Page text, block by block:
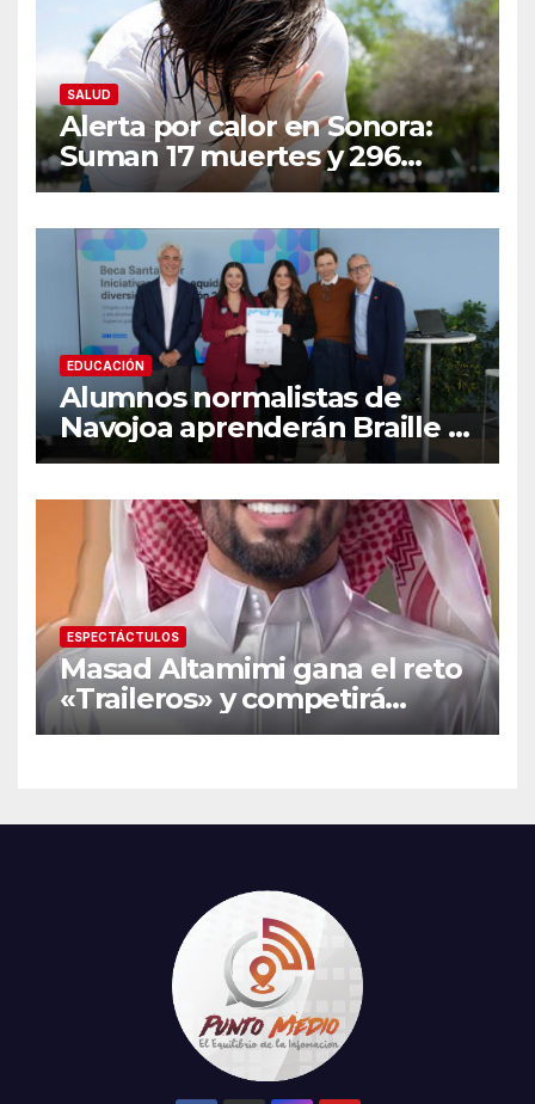
SALUD
Alerta por calor en Sonora:
Suman 17 muertes y 296
casos; estas son las
señales de alarma
EDUCACIÓN
Alumnos normalistas de
Navojoa aprenderán Braille y
Lengua de Señas tras ganar
ESPECTÁCTULOS
Masad Altamimi gana el reto
«Traileros» y competirá
contra Moisés Peñaloza por